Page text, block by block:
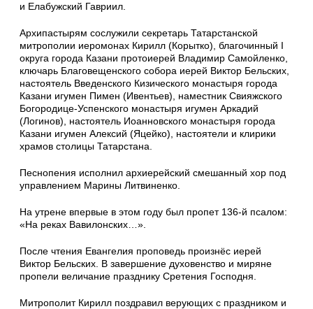
и Елабужский Гавриил.
Архипастырям сослужили секретарь Татарстанской
митрополии иеромонах Кирилл (Корытко), благочинный I
округа города Казани протоиерей Владимир Самойленко,
ключарь Благовещенского собора иерей Виктор Бельских,
настоятель Введенского Кизического монастыря города
Казани игумен Пимен (Ивентьев), наместник Свияжского
Богородице-Успенского монастыря игумен Аркадий
(Логинов), настоятель Иоанновского монастыря города
Казани игумен Алексий (Яцейко), настоятели и клирики
храмов столицы Татарстана.
Песнопения исполнил архиерейский смешанный хор под
управлением Марины Литвиненко.
На утрене впервые в этом году был пропет 136-й псалом:
«На реках Вавилонских…».
После чтения Евангелия проповедь произнёс иерей
Виктор Бельских. В завершение духовенство и миряне
пропели величание празднику Сретения Господня.
Митрополит Кирилл поздравил верующих с праздником и